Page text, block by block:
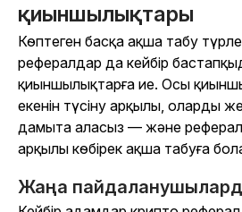
қиыншылықтары
Көптеген басқа ақша табу
рефералдар да кейбір
қиыншылықтарға ие. Осы
екенін түсіну арқылы, оларды
дамыта аласыз — және реферал
арқылы көбірек ақша табуға
Жаңа